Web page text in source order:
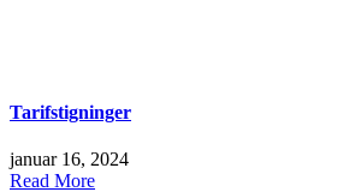
Tarifstigninger
januar 16, 2024
Read More